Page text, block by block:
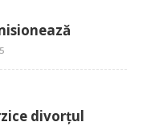
divorțul